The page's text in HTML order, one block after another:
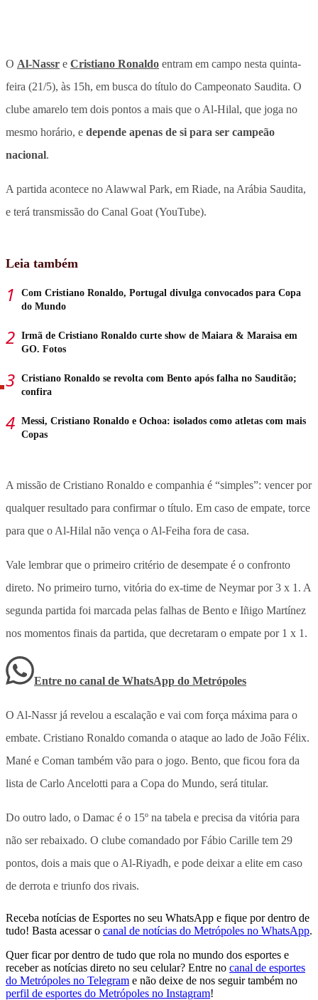
O Al-Nassr e Cristiano Ronaldo entram em campo nesta quinta-
feira (21/5), às 15h, em busca do título do Campeonato Saudita. O
clube amarelo tem dois pontos a mais que o Al-Hilal, que joga no
mesmo horário, e depende apenas de si para ser campeão
nacional.
A partida acontece no Alawwal Park, em Riade, na Arábia Saudita,
e terá transmissão do Canal Goat (YouTube).
Leia também
Com Cristiano Ronaldo, Portugal divulga convocados para Copa
do Mundo
Irmã de Cristiano Ronaldo curte show de Maiara & Maraisa em
GO. Fotos
Cristiano Ronaldo se revolta com Bento após falha no Sauditão;
confira
Messi, Cristiano Ronaldo e Ochoa: isolados como atletas com mais
Copas
A missão de Cristiano Ronaldo e companhia é “simples”: vencer por
qualquer resultado para confirmar o título. Em caso de empate, torce
para que o Al-Hilal não vença o Al-Feiha fora de casa.
Vale lembrar que o primeiro critério de desempate é o confronto
direto. No primeiro turno, vitória do ex-time de Neymar por 3 x 1. A
segunda partida foi marcada pelas falhas de Bento e Iñigo Martínez
nos momentos finais da partida, que decretaram o empate por 1 x 1.
Entre no canal de WhatsApp do Metrópoles
O Al-Nassr já revelou a escalação e vai com força máxima para o
embate. Cristiano Ronaldo comanda o ataque ao lado de João Félix.
Mané e Coman também vão para o jogo. Bento, que ficou fora da
lista de Carlo Ancelotti para a Copa do Mundo, será titular.
Do outro lado, o Damac é o 15º na tabela e precisa da vitória para
não ser rebaixado. O clube comandado por Fábio Carille tem 29
pontos, dois a mais que o Al-Riyadh, e pode deixar a elite em caso
de derrota e triunfo dos rivais.
Receba notícias de Esportes no seu WhatsApp e fique por dentro de
tudo! Basta acessar o canal de notícias do Metrópoles no WhatsApp.
Quer ficar por dentro de tudo que rola no mundo dos esportes e
receber as notícias direto no seu celular? Entre no canal de esportes
do Metrópoles no Telegram e não deixe de nos seguir também no
perfil de esportes do Metrópoles no Instagram!